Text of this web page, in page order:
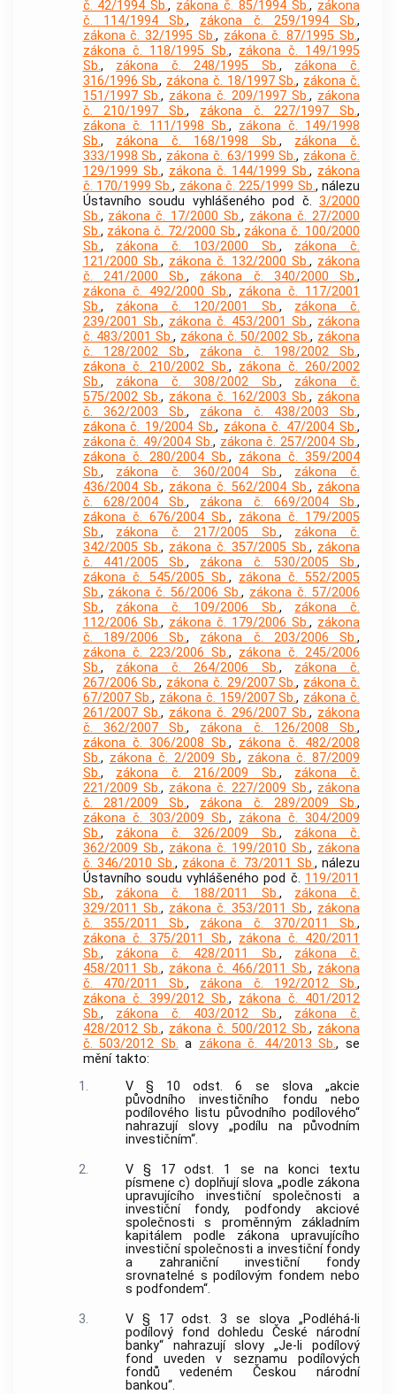
č. 42/1994 Sb., zákona č. 85/1994 Sb., zákona
č. 114/1994 Sb., zákona č. 259/1994 Sb.,
zákona č. 32/1995 Sb., zákona č. 87/1995 Sb.,
zákona č. 118/1995 Sb., zákona č. 149/1995
Sb., zákona č. 248/1995 Sb., zákona č.
316/1996 Sb., zákona č. 18/1997 Sb., zákona č.
151/1997 Sb., zákona č. 209/1997 Sb., zákona
č. 210/1997 Sb., zákona č. 227/1997 Sb.,
zákona č. 111/1998 Sb., zákona č. 149/1998
Sb., zákona č. 168/1998 Sb., zákona č.
333/1998 Sb., zákona č. 63/1999 Sb., zákona č.
129/1999 Sb., zákona č. 144/1999 Sb., zákona
č. 170/1999 Sb., zákona č. 225/1999 Sb., nálezu
Ústavního soudu vyhlášeného pod č. 3/2000
Sb., zákona č. 17/2000 Sb., zákona č. 27/2000
Sb., zákona č. 72/2000 Sb., zákona č. 100/2000
Sb., zákona č. 103/2000 Sb., zákona č.
121/2000 Sb., zákona č. 132/2000 Sb., zákona
č. 241/2000 Sb., zákona č. 340/2000 Sb.,
zákona č. 492/2000 Sb., zákona č. 117/2001
Sb., zákona č. 120/2001 Sb., zákona č.
239/2001 Sb., zákona č. 453/2001 Sb., zákona
č. 483/2001 Sb., zákona č. 50/2002 Sb., zákona
č. 128/2002 Sb., zákona č. 198/2002 Sb.,
zákona č. 210/2002 Sb., zákona č. 260/2002
Sb., zákona č. 308/2002 Sb., zákona č.
575/2002 Sb., zákona č. 162/2003 Sb., zákona
č. 362/2003 Sb., zákona č. 438/2003 Sb.,
zákona č. 19/2004 Sb., zákona č. 47/2004 Sb.,
zákona č. 49/2004 Sb., zákona č. 257/2004 Sb.,
zákona č. 280/2004 Sb., zákona č. 359/2004
Sb., zákona č. 360/2004 Sb., zákona č.
436/2004 Sb., zákona č. 562/2004 Sb., zákona
č. 628/2004 Sb., zákona č. 669/2004 Sb.,
zákona č. 676/2004 Sb., zákona č. 179/2005
Sb., zákona č. 217/2005 Sb., zákona č.
342/2005 Sb., zákona č. 357/2005 Sb., zákona
č. 441/2005 Sb., zákona č. 530/2005 Sb.,
zákona č. 545/2005 Sb., zákona č. 552/2005
Sb., zákona č. 56/2006 Sb., zákona č. 57/2006
Sb., zákona č. 109/2006 Sb., zákona č.
112/2006 Sb., zákona č. 179/2006 Sb., zákona
č. 189/2006 Sb., zákona č. 203/2006 Sb.,
zákona č. 223/2006 Sb., zákona č. 245/2006
Sb., zákona č. 264/2006 Sb., zákona č.
267/2006 Sb., zákona č. 29/2007 Sb., zákona č.
67/2007 Sb., zákona č. 159/2007 Sb., zákona č.
261/2007 Sb., zákona č. 296/2007 Sb., zákona
č. 362/2007 Sb., zákona č. 126/2008 Sb.,
zákona č. 306/2008 Sb., zákona č. 482/2008
Sb., zákona č. 2/2009 Sb., zákona č. 87/2009
Sb., zákona č. 216/2009 Sb., zákona č.
221/2009 Sb., zákona č. 227/2009 Sb., zákona
č. 281/2009 Sb., zákona č. 289/2009 Sb.,
zákona č. 303/2009 Sb., zákona č. 304/2009
Sb., zákona č. 326/2009 Sb., zákona č.
362/2009 Sb., zákona č. 199/2010 Sb., zákona
č. 346/2010 Sb., zákona č. 73/2011 Sb., nálezu
Ústavního soudu vyhlášeného pod č. 119/2011
Sb., zákona č. 188/2011 Sb., zákona č.
329/2011 Sb., zákona č. 353/2011 Sb., zákona
č. 355/2011 Sb., zákona č. 370/2011 Sb.,
zákona č. 375/2011 Sb., zákona č. 420/2011
Sb., zákona č. 428/2011 Sb., zákona č.
458/2011 Sb., zákona č. 466/2011 Sb., zákona
č. 470/2011 Sb., zákona č. 192/2012 Sb.,
zákona č. 399/2012 Sb., zákona č. 401/2012
Sb., zákona č. 403/2012 Sb., zákona č.
428/2012 Sb., zákona č. 500/2012 Sb., zákona
č. 503/2012 Sb. a zákona č. 44/2013 Sb., se
mění takto:
1.
V § 10 odst. 6 se slova „akcie
původního investičního fondu nebo
podílového listu původního podílového“
nahrazují slovy „podílu na původním
investičním“.
2.
V § 17 odst. 1 se na konci textu
písmene c) doplňují slova „podle zákona
upravujícího investiční společnosti a
investiční fondy, podfondy akciové
společnosti s proměnným základním
kapitálem podle zákona upravujícího
investiční společnosti a investiční fondy
a zahraniční investiční fondy
srovnatelné s podílovým fondem nebo
s podfondem“.
3.
V § 17 odst. 3 se slova „Podléhá-li
podílový fond dohledu České národní
banky“ nahrazují slovy „Je-li podílový
fond uveden v seznamu podílových
fondů vedeném Českou národní
bankou“.